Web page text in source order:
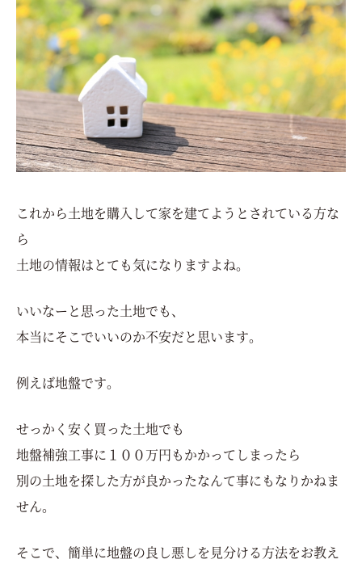
これから土地を購入して家を建てようとされている方な
ら
土地の情報はとても気になりますよね。
いいなーと思った土地でも、
本当にそこでいいのか不安だと思います。
例えば地盤です。
せっかく安く買った土地でも
地盤補強工事に１００万円もかかってしまったら
別の土地を探した方が良かったなんて事にもなりかねま
せん。
そこで、簡単に地盤の良し悪しを見分ける方法をお教え